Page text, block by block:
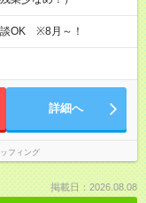
OK ※8月～！
詳細へ
フィング
掲載日：2026.08.08